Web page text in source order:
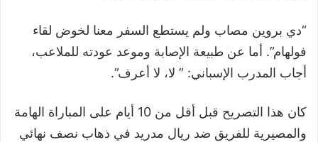
“دي بروين مصاب ولم يستطع السفر معنا لخوض لقاء
فولهام”. أما عن طبيعة الإصابة وموعد عودته للملاعب،
أجاب المدرب الإسباني: ” لا، لا أعرف”.
كان هذا التصريح قبل أقل من 10 أيام على المباراة الهامة
والمصيرية للفريق ضد ريال مدريد في ذهاب نصف نهائي